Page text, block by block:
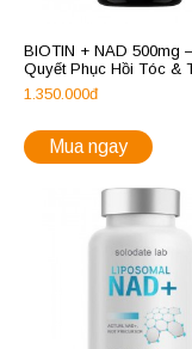
BIOTIN + NAD 500mg
Quyết Phục Hồi Tóc &
Làn Da Từ Bên Trong
1.350.000đ
Mua ngay